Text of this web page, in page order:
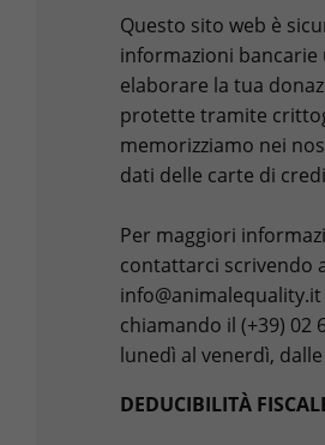
Questo sito web è
informazioni bancarie
elaborare la tua
protette tramite
memorizziamo nei
dati delle carte di
Per maggiori
contattarci scrivendo
chiamando il (+39) 02
lunedì al venerdì, dalle
DEDUCIBILITÀ